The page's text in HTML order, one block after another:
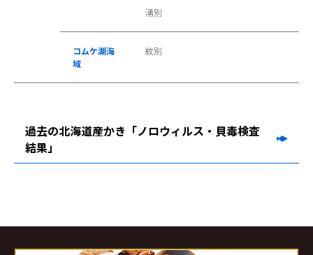
湧別
コムケ湖海
域
紋別
過去の北海道産かき「ノロウィルス・貝毒検査
結果」